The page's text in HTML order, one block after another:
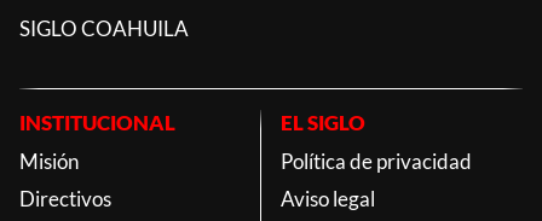
SIGLO COAHUILA
INSTITUCIONAL
Misión
Directivos
EL SIGLO
Política de privacidad
Aviso legal